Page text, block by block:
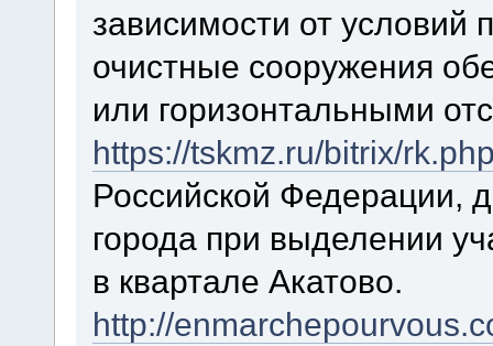
зависимости от
очистные сооружения
или горизонтальными
https://tskmz.ru/bitrix/
Российской Федерации,
города при выделении
в квартале Акатово.
http://